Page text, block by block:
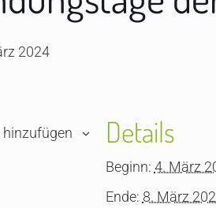
2024
hinzufügen Details
Beginn: 4. März
Ende: 8. März